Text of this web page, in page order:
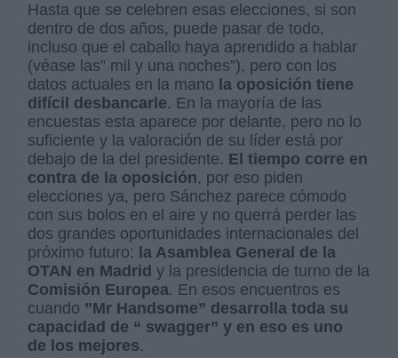
Hasta que se celebren esas elecciones, si son
dentro de dos años, puede pasar de todo,
incluso que el caballo haya aprendido a hablar
(véase las” mil y una noches”), pero con los
datos actuales en la mano la oposición tiene
difícil desbancarle. En la mayoría de las
encuestas esta aparece por delante, pero no lo
suficiente y la valoración de su líder está por
debajo de la del presidente. El tiempo corre en
contra de la oposición, por eso piden
elecciones ya, pero Sánchez parece cómodo
con sus bolos en el aire y no querrá perder las
dos grandes oportunidades internacionales del
próximo futuro:
la Asamblea General de la
OTAN en Madrid y la presidencia de turno de la
Comisión Europea. En esos encuentros es
cuando ”Mr Handsome” desarrolla toda su
capacidad de “ swagger” y en eso es uno
de los mejores.